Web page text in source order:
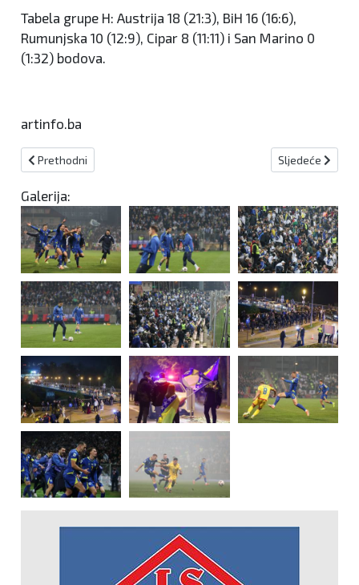
Tabela grupe H: Austrija 18 (21:3), BiH 16 (16:6),
Rumunjska 10 (12:9), Cipar 8 (11:11) i San Marino 0
(1:32) bodova.
artinfo.ba
Prethodni članak: Svi rezultati i strijelci 13. kola Druge lige FBiH -
Prethodni Sljedeći članak:
Sljedeće
Galerija: